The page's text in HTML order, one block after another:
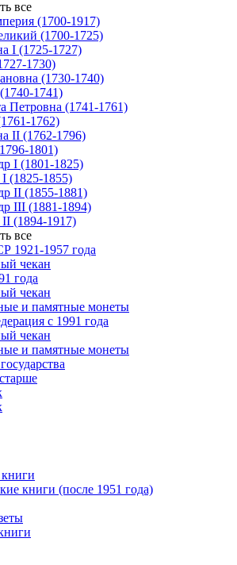
все
(1700-1917)
(1700-1725)
I (1725-1727)
1730)
(1730-1740)
1741)
Петровна (1741-1761)
1762)
II (1762-1796)
1801)
I (1801-1825)
(1825-1855)
II (1855-1881)
III (1881-1894)
(1894-1917)
все
1957 года
чекан
года
чекан
и памятные монеты
с 1991 года
чекан
и памятные монеты
книги (после 1951 года)